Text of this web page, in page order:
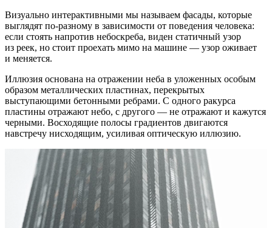
Визуально интерактивными мы называем фасады, которые
выглядят по-разному в зависимости от поведения человека:
если стоять напротив небоскреба, виден статичный узор
из реек, но стоит проехать мимо на машине — узор оживает
и меняется.
Иллюзия основана на отражении неба в уложенных особым
образом металлических пластинах, перекрытых
выступающими бетонными ребрами. С одного ракурса
пластины отражают небо, с другого — не отражают и кажутся
черными. Восходящие полосы градиентов двигаются
навстречу нисходящим, усиливая оптическую иллюзию.